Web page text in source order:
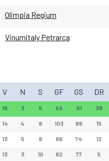
Olimpia Regium
Vinumitaly Petrarca
V N S GF GS DR
18 3 5 99 61 38
14 4 8 103 88 15
13 5 8 86 74 12
13 3 10 82 77 5